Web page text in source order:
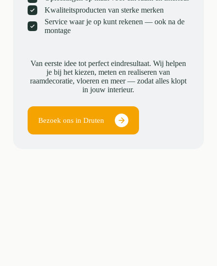
Kwaliteitsproducten van sterke merken
Service waar je op kunt rekenen — ook na de
montage
Van eerste idee tot perfect eindresultaat. Wij helpen
je bij het kiezen, meten en realiseren van
raamdecoratie, vloeren en meer — zodat alles klopt
in jouw interieur.
Bezoek ons in Druten